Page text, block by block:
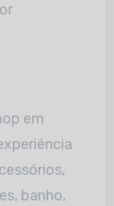
em
banho,